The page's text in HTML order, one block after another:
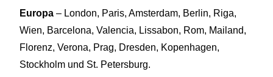
Europa– London, Paris, Amsterdam, Berlin, Riga,
Wien, Barcelona, Valencia, Lissabon, Rom, Mailand,
Florenz, Verona, Prag, Dresden, Kopenhagen,
Stockholm und St. Petersburg.